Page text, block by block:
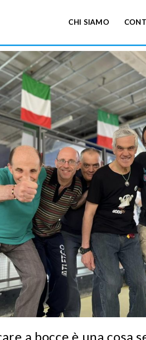
CHI SIAMO
a bocce è una cosa